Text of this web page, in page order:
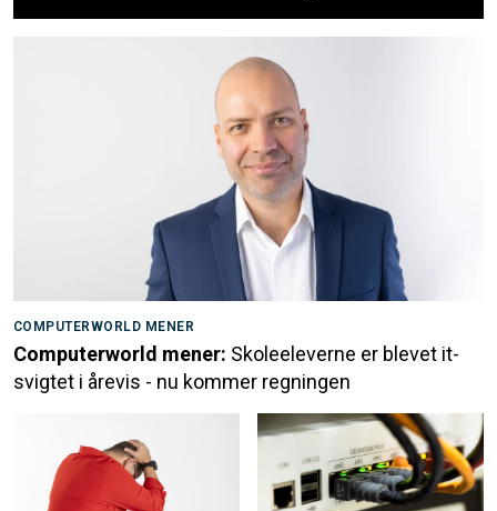
COMPUTERWORLD MENER
Computerworld mener: Skoleeleverne er blevet it-
svigtet i årevis - nu kommer regningen